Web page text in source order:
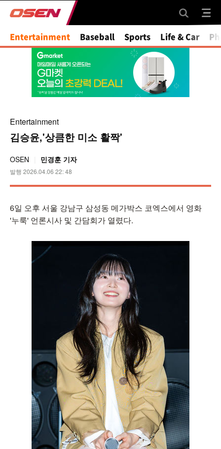
Mute
Entertainment Baseball Sports Life & Car
Entertainment
김승윤,'상큼한 미소 활짝'
OSEN 민경훈 기자
발행 2026.04.06 22: 48
6일 오후 서울 강남구 삼성동 메가박스 코엑스에서 영화
'누룩' 언론시사 및 간담회가 열렸다.